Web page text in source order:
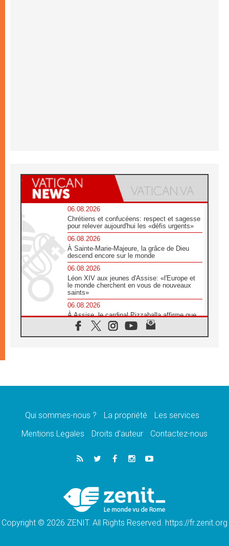
06.08.2026
Chrétiens et confucéens: respect et sagesse
pour relever aujourd'hui les «défis urgents»
06.08.2026
À Sainte-Marie-Majeure, la grâce de Dieu
descend encore sur le monde
06.08.2026
Léon XIV aux jeunes d'Assise: «l'Europe et
le monde cherchent en vous de nouveaux
saints»
06.08.2026
À Assise, le cardinal Pizzaballa affirme que
«les chrétiens veulent la paix»
06.08.2026
message de paix et de dignité humaine»
«La visite du Pape en Uruguay renforcera
05.08.2026
Le nonce en Ukraine: «Il est inquiétant
Léon XIV au Pérou, une lueur d'espoir pour
un peuple en quête de paix
Qui sommes-nous ? La propriété
Les services
Mentions Legales
Droits d’auteur Contactez-nous
Copyright © 2026 ZENIT. All Rights Reserved. https://fr.zenit.org